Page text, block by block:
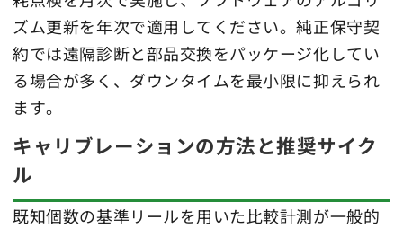
ズム更新を年次で適用してください。純正保守契
約では遠隔診断と部品交換をパッケージ化してい
る場合が多く、ダウンタイムを最小限に抑えられ
ます。
キャリブレーションの方法と推奨サイク
ル
既知個数の基準リールを用いた比較計測が一般的